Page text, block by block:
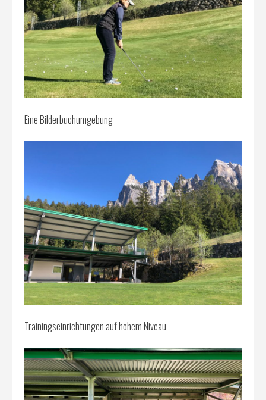
Eine Bilderbuchumgebung
Trainingseinrichtungen auf hohem Niveau